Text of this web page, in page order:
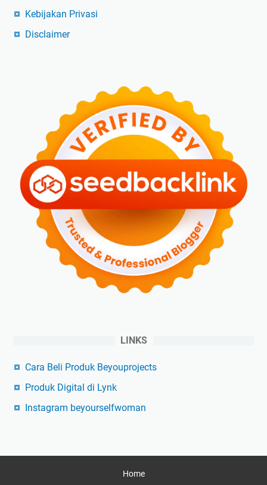
Kebijakan Privasi
Disclaimer
LINKS
Cara Beli Produk Beyouprojects
Produk Digital di Lynk
Instagram beyourselfwoman
Home